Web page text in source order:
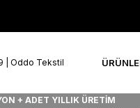
+ ADET YILLIK ÜRETİM